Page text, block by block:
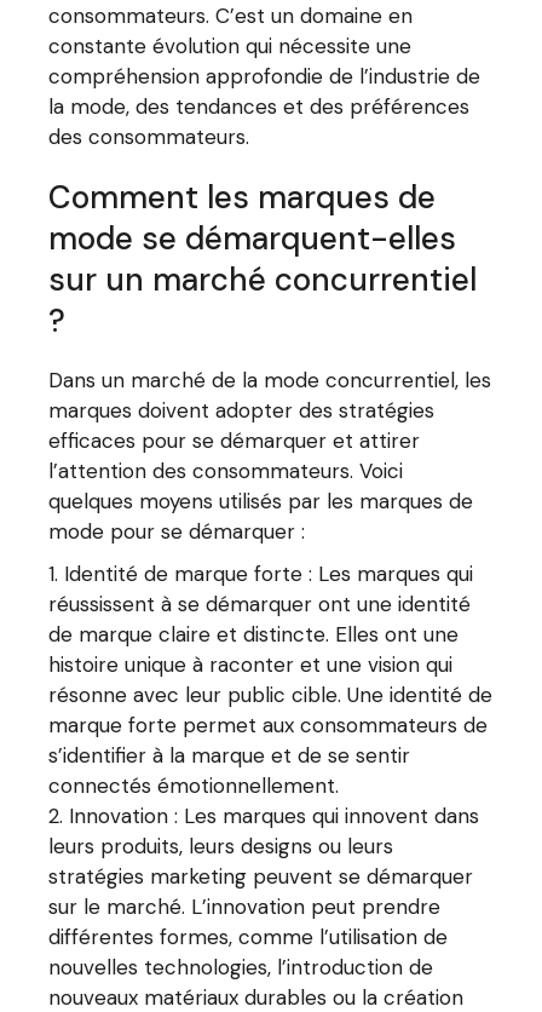
consommateurs. C’est un domaine en
constante évolution qui nécessite une
compréhension approfondie de l’industrie de
la mode, des tendances et des préférences
des consommateurs.
Comment les marques de
mode se démarquent-elles
sur un marché concurrentiel
?
Dans un marché de la mode concurrentiel, les
marques doivent adopter des stratégies
efficaces pour se démarquer et attirer
l’attention des consommateurs. Voici
quelques moyens utilisés par les marques de
mode pour se démarquer :
Identité de marque forte : Les marques qui
réussissent à se démarquer ont une identité
de marque claire et distincte. Elles ont une
histoire unique à raconter et une vision qui
résonne avec leur public cible. Une identité de
marque forte permet aux consommateurs de
s’identifier à la marque et de se sentir
connectés émotionnellement.
Innovation : Les marques qui innovent dans
leurs produits, leurs designs ou leurs
stratégies marketing peuvent se démarquer
sur le marché. L’innovation peut prendre
différentes formes, comme l’utilisation de
nouvelles technologies, l’introduction de
nouveaux matériaux durables ou la création